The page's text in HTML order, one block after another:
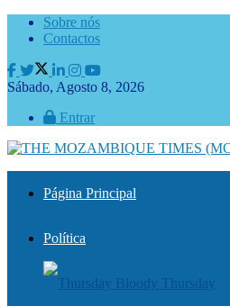
Sobre nós
Contactos
Sábado, Agosto 8, 2026
Entrar
Página Principal
Política